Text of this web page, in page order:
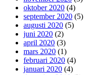
oktober 2020 (4)
september 2020 (5)
augusti 2020 (5)
juni 2020 (2)
april 2020 (3)
mars 2020 (1)
februari 2020 (4)
januari 2020 (4)